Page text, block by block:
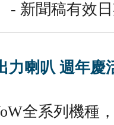
- 新聞稿有效
力喇叭 週年慶
全系列機種